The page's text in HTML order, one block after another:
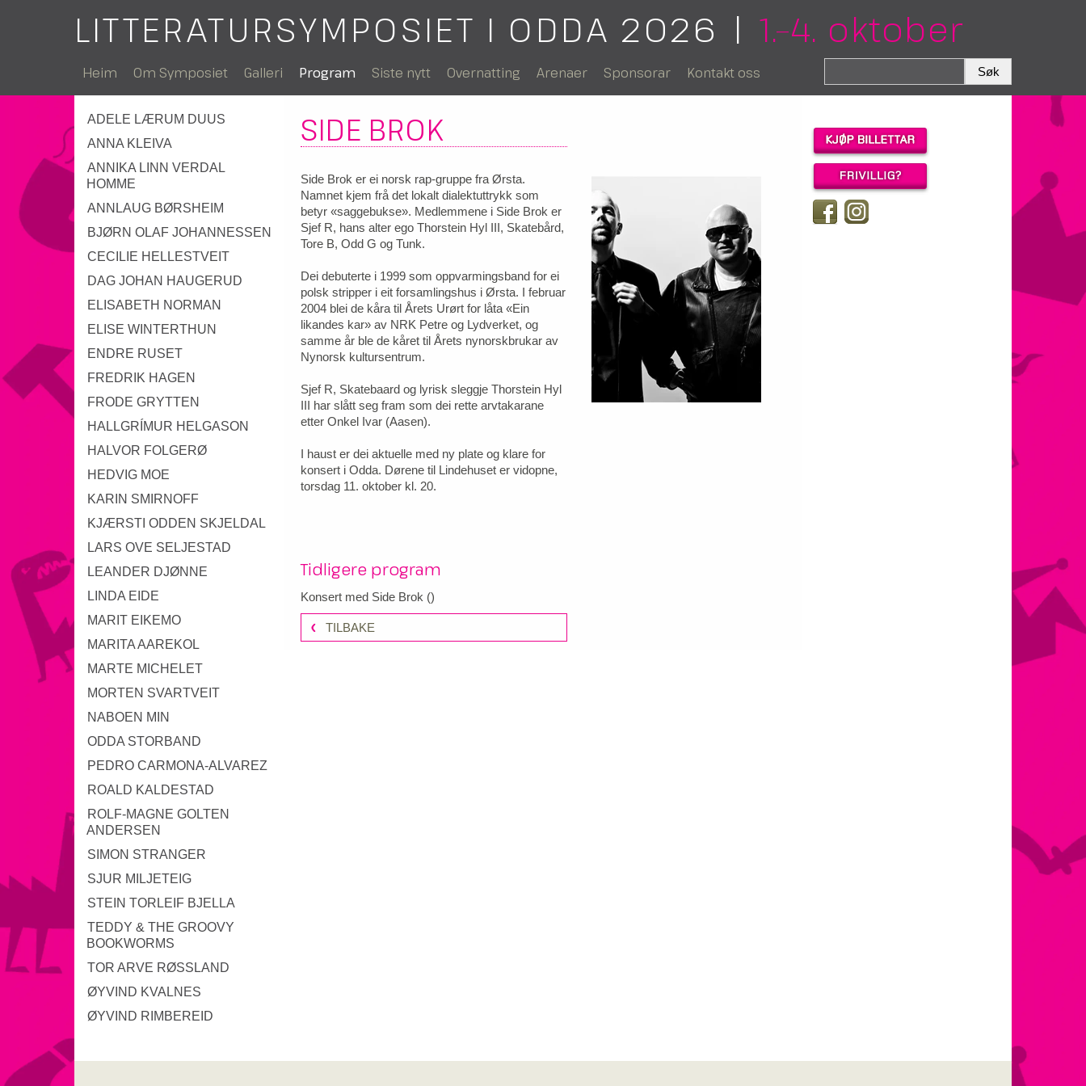
LITTERATURSYMPOSIET I ODDA 2026 | 1.–4. oktober
Heim Om Symposiet Galleri Program Siste nytt Overnatting Arenaer Sponsorar Kontakt oss
ADELE LÆRUM DUUS
ANNA KLEIVA
ANNIKA LINN VERDAL
HOMME
ANNLAUG BØRSHEIM
BJØRN OLAF JOHANNESSEN
CECILIE HELLESTVEIT
DAG JOHAN HAUGERUD
ELISABETH NORMAN
ELISE WINTERTHUN
ENDRE RUSET
FREDRIK HAGEN
FRODE GRYTTEN
HALLGRÍMUR HELGASON
HALVOR FOLGERØ
HEDVIG MOE
KARIN SMIRNOFF
KJÆRSTI ODDEN SKJELDAL
LARS OVE SELJESTAD
LEANDER DJØNNE
LINDA EIDE
MARIT EIKEMO
MARITA AAREKOL
MARTE MICHELET
MORTEN SVARTVEIT
NABOEN MIN
ODDA STORBAND
PEDRO CARMONA-ALVAREZ
ROALD KALDESTAD
ROLF-MAGNE GOLTEN
ANDERSEN
SIMON STRANGER
SJUR MILJETEIG
STEIN TORLEIF BJELLA
TEDDY & THE GROOVY
BOOKWORMS
TOR ARVE RØSSLAND
ØYVIND KVALNES
ØYVIND RIMBEREID
SIDE BROK
Side Brok er ei norsk rap-gruppe fra Ørsta.
Namnet kjem frå det lokalt dialektuttrykk som
betyr «saggebukse». Medlemmene i Side Brok er
Sjef R, hans alter ego Thorstein Hyl III, Skatebård,
Tore B, Odd G og Tunk.
Dei debuterte i 1999 som oppvarmingsband for ei
polsk stripper i eit forsamlingshus i Ørsta. I februar
2004 blei de kåra til Årets Urørt for låta «Ein
likandes kar» av NRK Petre og Lydverket, og
samme år ble de kåret til Årets nynorskbrukar av
Nynorsk kultursentrum.
Sjef R, Skatebaard og lyrisk sleggje Thorstein Hyl
III har slått seg fram som dei rette arvtakarane
etter Onkel Ivar (Aasen).
I haust er dei aktuelle med ny plate og klare for
konsert i Odda. Dørene til Lindehuset er vidopne,
torsdag 11. oktober kl. 20.
Tidligere program
Konsert med Side Brok ()
TILBAKE